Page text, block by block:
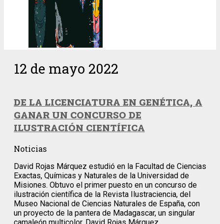
12 de mayo 2022
DE LA LICENCIATURA EN GENÉTICA, A
GANAR UN CONCURSO DE
ILUSTRACIÓN CIENTÍFICA
Noticias
David Rojas Márquez estudió en la Facultad de Ciencias
Exactas, Químicas y Naturales de la Universidad de
Misiones. Obtuvo el primer puesto en un concurso de
ilustración científica de la Revista Ilustraciencia, del
Museo Nacional de Ciencias Naturales de España, con
un proyecto de la pantera de Madagascar, un singular